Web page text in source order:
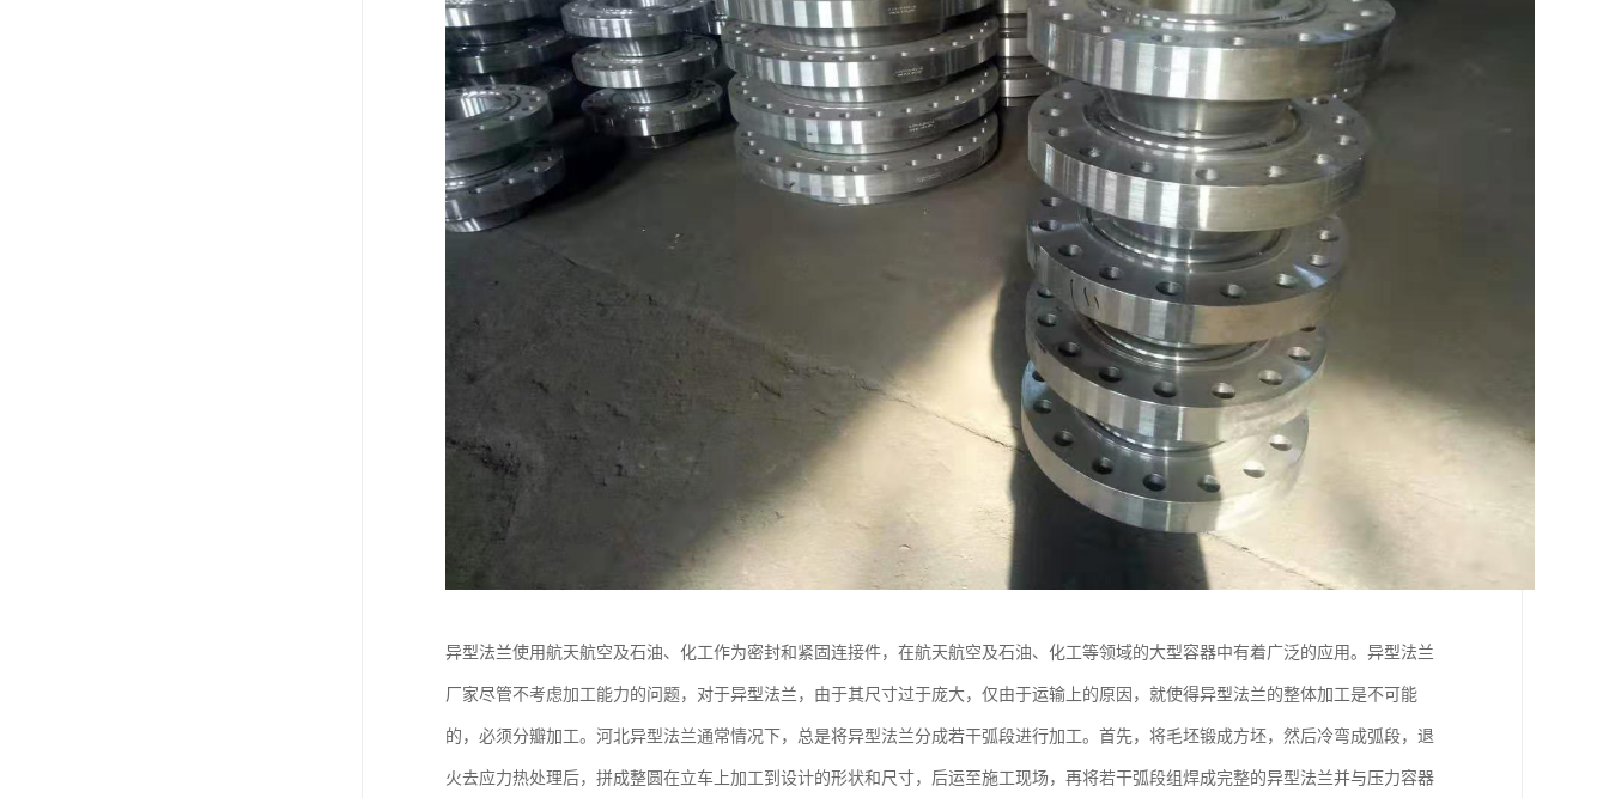
异型法兰使用航天航空及石油、化工作为密封和紧固连接件，在航天航空及石油、化工等领域的大型容器中有着广泛的应用。异型法兰
厂家尽管不考虑加工能力的问题，对于异型法兰，由于其尺寸过于庞大，仅由于运输上的原因，就使得异型法兰的整体加工是不可能
的，必须分瓣加工。河北异型法兰通常情况下，总是将异型法兰分成若干弧段进行加工。首先，将毛坯锻成方坯，然后冷弯成弧段，退
火去应力热处理后，拼成整圆在立车上加工到设计的形状和尺寸，后运至施工现场，再将若干弧段组焊成完整的异型法兰并与压力容器